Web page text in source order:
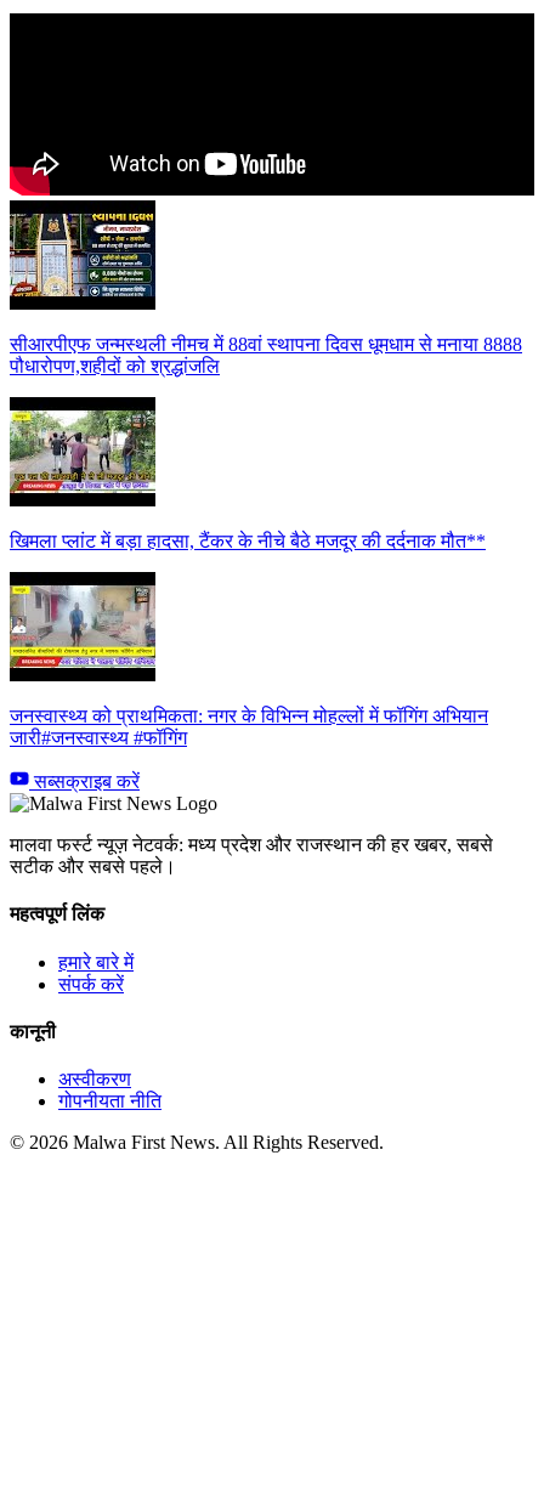
सीआरपीएफ जन्मस्थली नीमच में 88वां स्थापना दिवस धूमधाम से मनाया 8888
पौधारोपण,शहीदों को श्रद्धांजलि
खिमला प्लांट में बड़ा हादसा, टैंकर के नीचे बैठे मजदूर की दर्दनाक मौत**
जनस्वास्थ्य को प्राथमिकता: नगर के विभिन्न मोहल्लों में फॉगिंग अभियान
जारी#जनस्वास्थ्य #फॉगिंग
सब्सक्राइब करें
मालवा फर्स्ट न्यूज़ नेटवर्क: मध्य प्रदेश और राजस्थान की हर खबर, सबसे
सटीक और सबसे पहले।
महत्वपूर्ण लिंक
हमारे बारे में
संपर्क करें
कानूनी
अस्वीकरण
गोपनीयता नीति
© 2026 Malwa First News. All Rights Reserved.